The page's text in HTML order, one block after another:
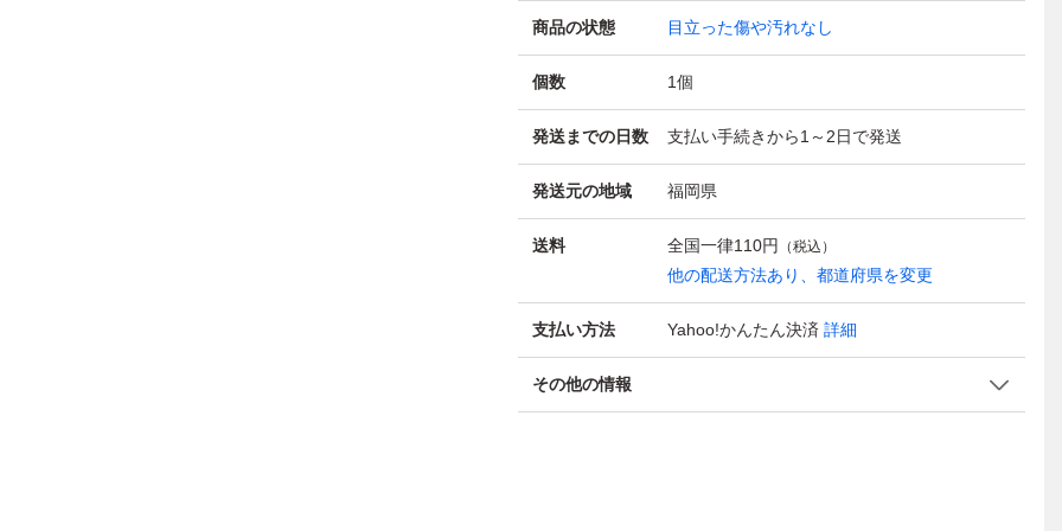
商品の状態 目立った傷や汚れなし
個数 1個
発送までの日数 支払い手続きから1～2日で発送
発送元の地域 福岡県
送料 全国一律110円 （税込）
他の配送方法あり、都道府県を変更
支払い方法 Yahoo!かんたん決済 詳細
その他の情報